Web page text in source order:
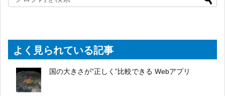
よく見られている記事
国の大きさが”正しく”比較できる Webアプリ